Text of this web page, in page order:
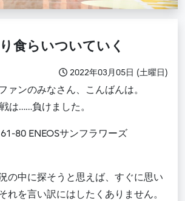
食らいついていく
2022年03月05日 (土曜日)
ァンのみなさん、こんばんは。
は……負けました。
80 ENEOSサンフラワーズ
の中に探そうと思えば、すぐに思い
れを言い訳にはしたくありません。